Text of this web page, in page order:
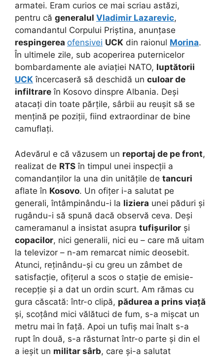
armatei. Eram curios ce mai scriau astăzi,
pentru că generalul Vladimir Lazarevic,
comandantul Corpului Priștina, anunțase
respingerea ofensivei UCK din raionul Morina.
În ultimele zile, sub acoperirea puternicelor
bombardamente ale aviației NATO, luptătorii
UCK încercaseră să deschidă un culoar de
infiltrare în Kosovo dinspre Albania. Deși
atacați din toate părțile, sârbii au reușit să se
mențină pe poziții, fiind extraordinar de bine
camuflați.
Adevărul e că văzusem un reportaj de pe front,
realizat de RTS în timpul unei inspecții a
comandanților la una din unitățile de tancuri
aflate în Kosovo. Un ofițer i-a salutat pe
generali, întâmpinându-i la liziera unei păduri și
rugându-i să spună dacă observă ceva. Deși
cameramanul a insistat asupra tufișurilor și
copacilor, nici generalii, nici eu – care mă uitam
la televizor – n-am remarcat nimic deosebit.
Atunci, reținându-și cu greu un zâmbet de
satisfacție, ofițerul a scos o stație de emisie-
recepție și a dat un ordin scurt. Am rămas cu
gura căscată: într-o clipă, pădurea a prins viață
și, scoțând mici vălătuci de fum, s-a mișcat un
metru mai în față. Apoi un tufiș mai înalt s-a
rupt în două, s-a răsturnat într-o parte și din el
a ieșit un militar sârb, care și-a salutat